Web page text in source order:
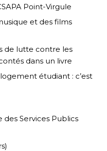
Point-Virgule
et des films
de lutte contre les
dans un livre
étudiant : c’est
des Services Publics